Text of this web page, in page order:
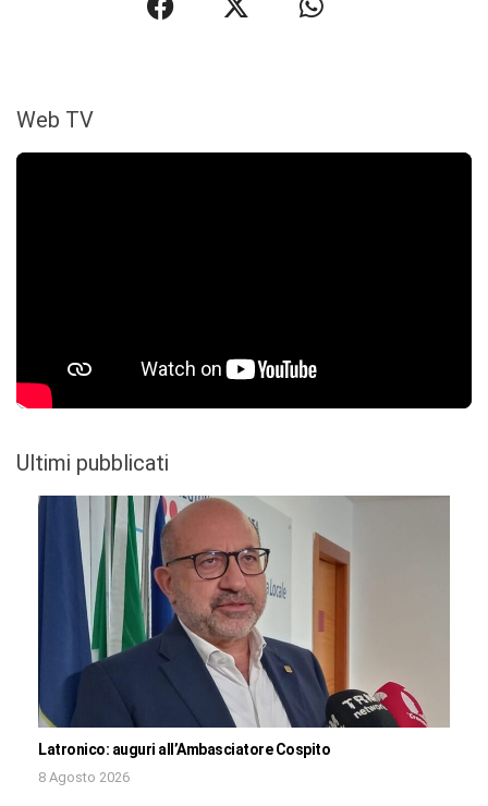
Web TV
Ultimi pubblicati
Latronico: auguri all’Ambasciatore Cospito
8 Agosto 2026